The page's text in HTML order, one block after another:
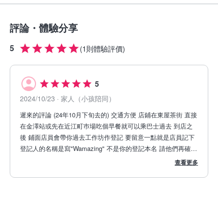
評論・體驗分享
5 (1則體驗評價)
5
2024/10/23 · 家人（小孩陪同）
遲來的評論 (24年10月下旬去的) 交通方便 店鋪在東屋茶街 直接
在金澤站或先在近江町巿場吃個早餐就可以乘巴士過去 到店之
後 鋪面店員會帶你過去工作坊作登記 要留意一點就是店員記下
登記人的名稱是寫"Wamazing" 不是你的登記本名 請他們再確認
一下電郵內容就可以 他們另有一本記錄簿是收集這些資料的 確
查看更多